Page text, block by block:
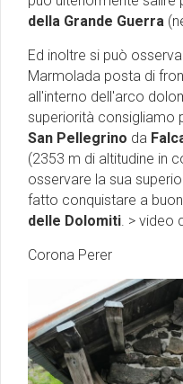
della Grande Guerra
Ed inoltre si può
Marmolada posta di
all'interno dell'arco
superiorità consigliamo
San Pellegrino da
(2353 m di altitudine in
osservare la sua
fatto conquistare a
delle Dolomiti. > video
Corona Perer